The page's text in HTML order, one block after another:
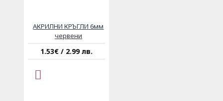
АКРИЛНИ КРЪГЛИ 6мм
червени
1.53€ / 2.99 лв.